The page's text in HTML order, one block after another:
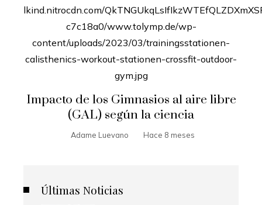
Impacto de los Gimnasios al aire libre
(GAL) según la ciencia
Adame Luevano Hace 8 meses
Últimas Noticias